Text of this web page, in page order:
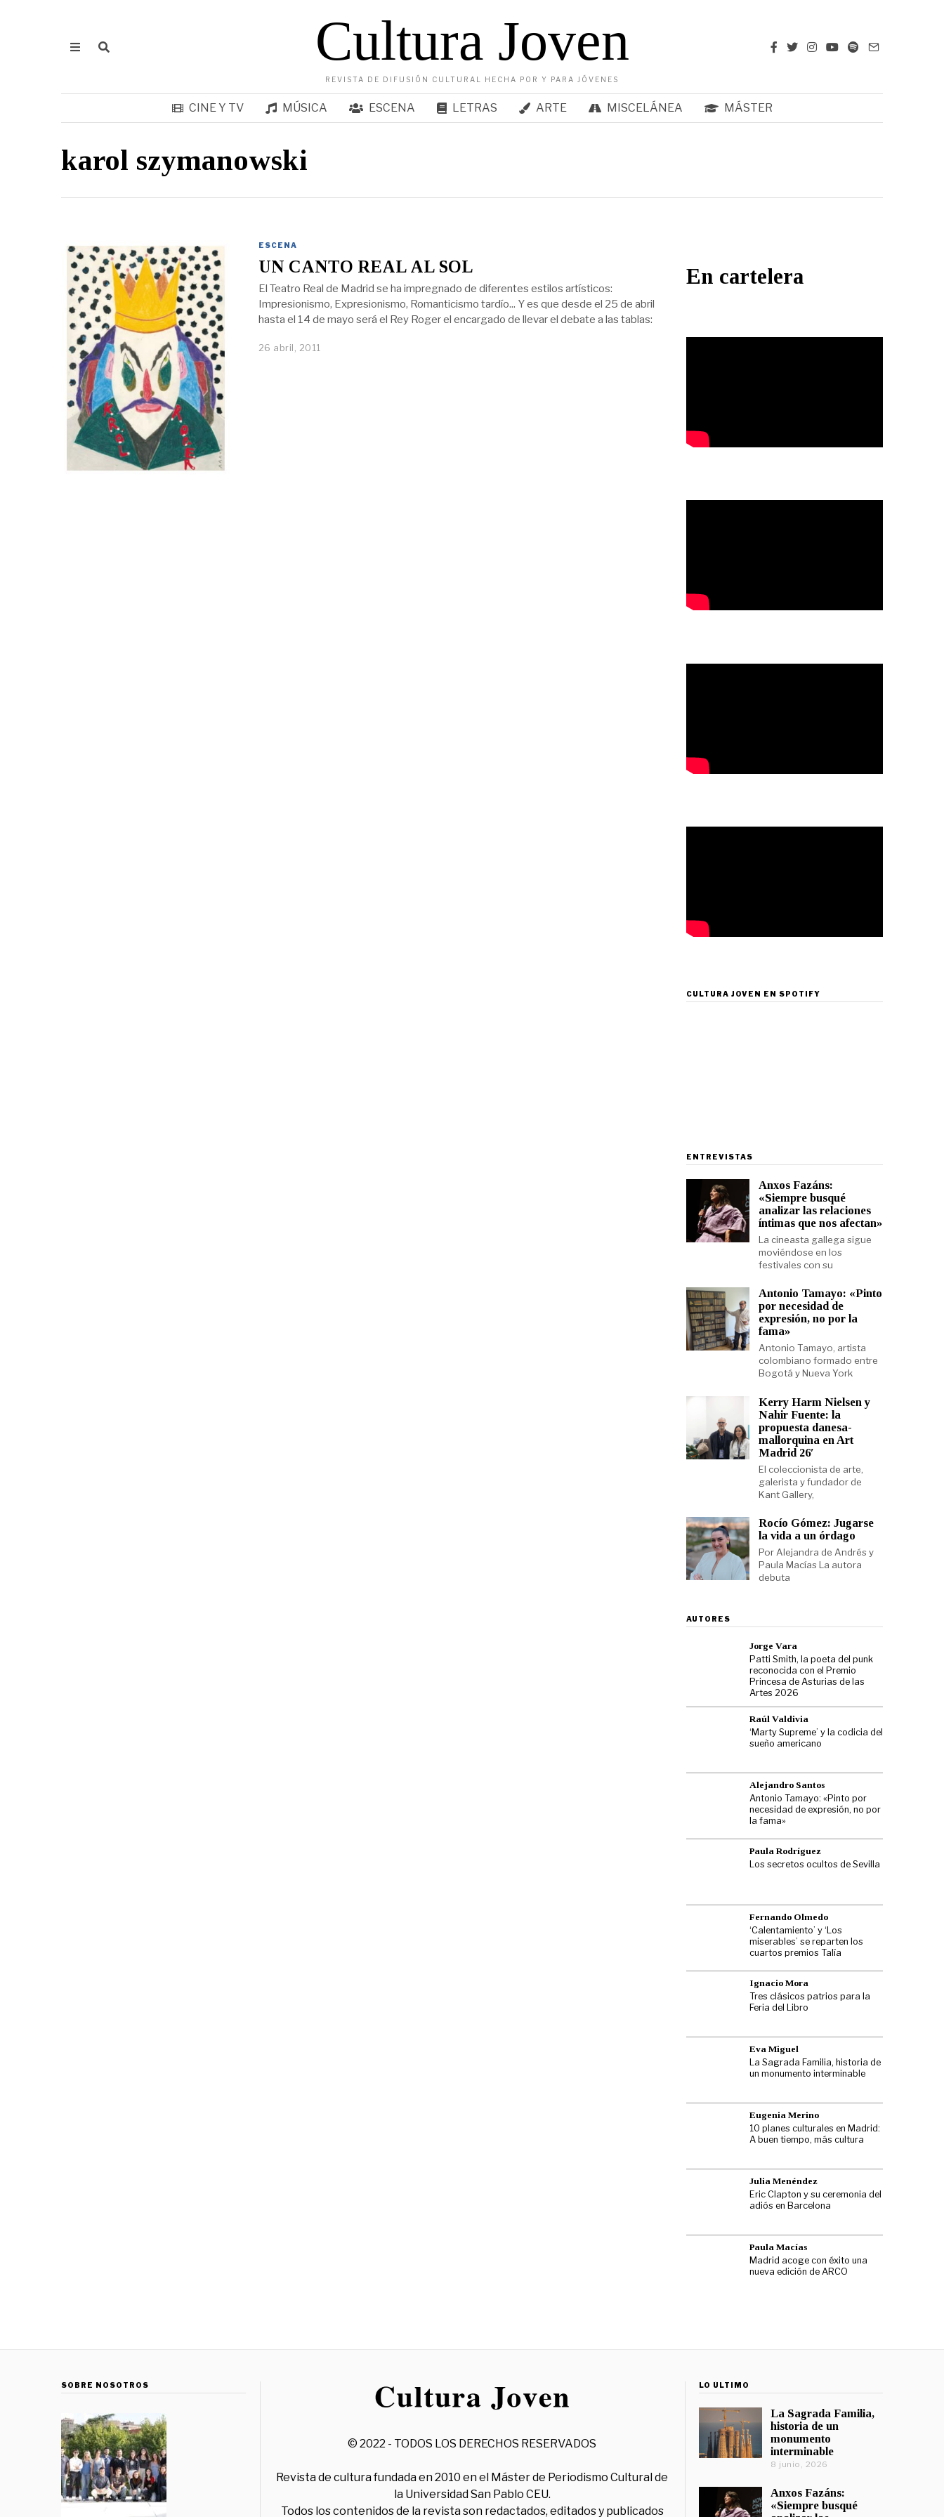
Cultura Joven
REVISTA DE DIFUSIÓN CULTURAL HECHA POR Y PARA JÓVENES
CINE Y TV MÚSICA ESCENA LETRAS ARTE MISCELÁNEA MÁSTER
karol szymanowski
ESCENA
UN CANTO REAL AL SOL
El Teatro Real de Madrid se ha impregnado de diferentes estilos artísticos:
Impresionismo, Expresionismo, Romanticismo tardío... Y es que desde el 25 de abril
hasta el 14 de mayo será el Rey Roger el encargado de llevar el debate a las tablas:
26 abril, 2011
En cartelera
CULTURA JOVEN EN SPOTIFY
ENTREVISTAS
Anxos Fazáns:
«Siempre busqué
analizar las relaciones
íntimas que nos afectan»
La cineasta gallega sigue
moviéndose en los
festivales con su
Antonio Tamayo: «Pinto
por necesidad de
expresión, no por la
fama»
Antonio Tamayo, artista
colombiano formado entre
Bogotá y Nueva York
Kerry Harm Nielsen y
Nahir Fuente: la
propuesta danesa-
mallorquina en Art
Madrid 26′
El coleccionista de arte,
galerista y fundador de
Kant Gallery,
Rocío Gómez: Jugarse
la vida a un órdago
Por Alejandra de Andrés y
Paula Macías La autora
debuta
AUTORES
Jorge Vara
Patti Smith, la poeta del punk
reconocida con el Premio
Princesa de Asturias de las
Artes 2026
Raúl Valdivia
‘Marty Supreme’ y la codicia del
sueño americano
Alejandro Santos
Antonio Tamayo: «Pinto por
necesidad de expresión, no por
la fama»
Paula Rodríguez
Los secretos ocultos de Sevilla
Fernando Olmedo
‘Calentamiento’ y ‘Los
miserables’ se reparten los
cuartos premios Talía
Ignacio Mora
Tres clásicos patrios para la
Feria del Libro
Eva Miguel
La Sagrada Familia, historia de
un monumento interminable
Eugenia Merino
10 planes culturales en Madrid:
A buen tiempo, más cultura
Julia Menéndez
Eric Clapton y su ceremonia del
adiós en Barcelona
Paula Macías
Madrid acoge con éxito una
nueva edición de ARCO
SOBRE NOSOTROS
© 2022 - TODOS LOS DERECHOS RESERVADOS
Revista de cultura fundada en 2010 en el Máster de Periodismo Cultural de
la Universidad San Pablo CEU.
Todos los contenidos de la revista son redactados, editados y publicados
LO ÚLTIMO
La Sagrada Familia,
historia de un
monumento
interminable
8 junio, 2026
Anxos Fazáns:
«Siempre busqué